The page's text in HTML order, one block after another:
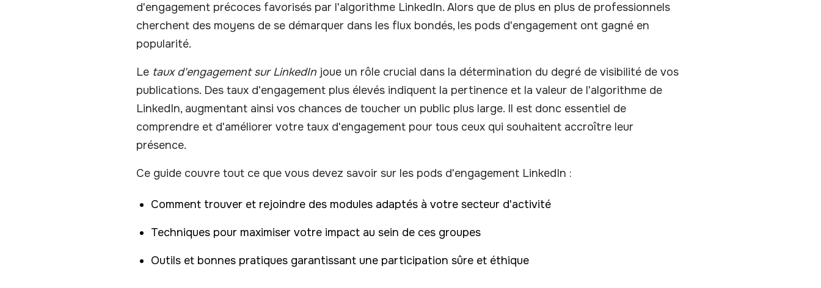
d'engagement précoces favorisés par l'algorithme LinkedIn. Alors que de plus en plus de professionnels
cherchent des moyens de se démarquer dans les flux bondés, les pods d'engagement ont gagné en
popularité.
Le taux d'engagement sur LinkedIn joue un rôle crucial dans la détermination du degré de visibilité de vos
publications. Des taux d'engagement plus élevés indiquent la pertinence et la valeur de l'algorithme de
LinkedIn, augmentant ainsi vos chances de toucher un public plus large. Il est donc essentiel de
comprendre et d'améliorer votre taux d'engagement pour tous ceux qui souhaitent accroître leur
présence.
Ce guide couvre tout ce que vous devez savoir sur les pods d'engagement LinkedIn :
Comment trouver et rejoindre des modules adaptés à votre secteur d'activité
Techniques pour maximiser votre impact au sein de ces groupes
Outils et bonnes pratiques garantissant une participation sûre et éthique